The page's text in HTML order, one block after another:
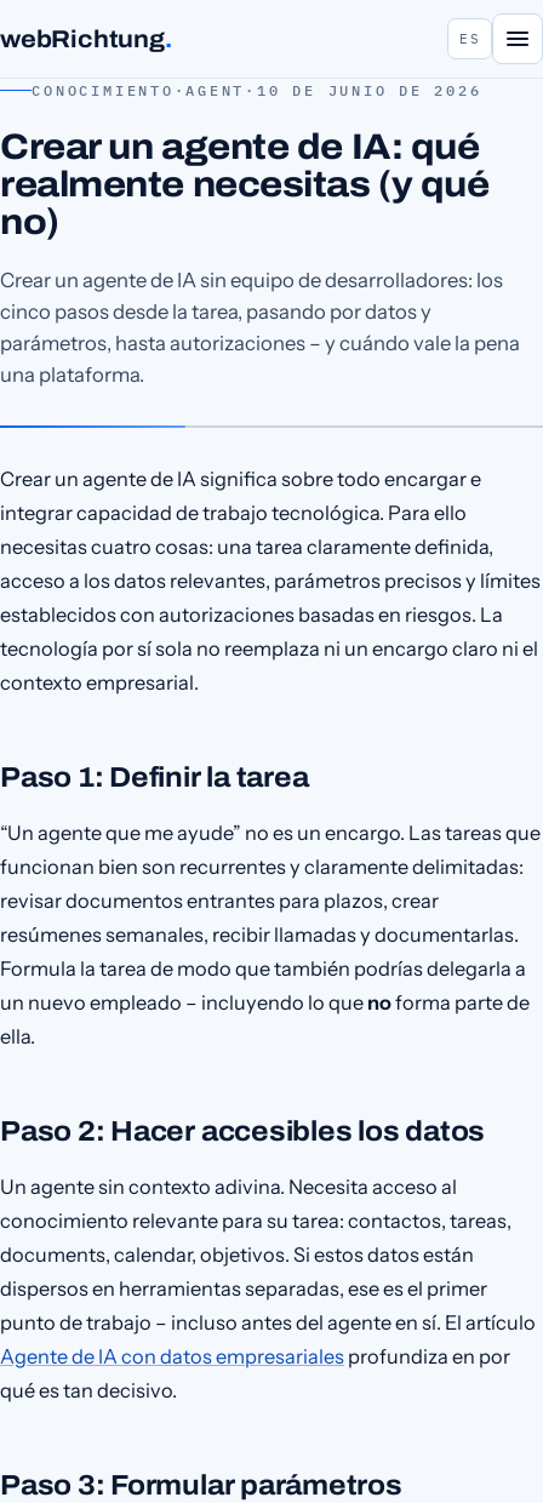
webRichtung. ES
CONOCIMIENTO ·AGENT · 10 DE JUNIO DE 2026
Crear un agente de IA: qué
realmente necesitas (y qué
no)
Crear un agente de IA sin equipo de desarrolladores: los
cinco pasos desde la tarea, pasando por datos y
parámetros, hasta autorizaciones – y cuándo vale la pena
una plataforma.
Crear un agente de IA significa sobre todo encargar e
integrar capacidad de trabajo tecnológica. Para ello
necesitas cuatro cosas: una tarea claramente definida,
acceso a los datos relevantes, parámetros precisos y límites
establecidos con autorizaciones basadas en riesgos. La
tecnología por sí sola no reemplaza ni un encargo claro ni el
contexto empresarial.
Paso 1: Definir la tarea
“Un agente que me ayude” no es un encargo. Las tareas que
funcionan bien son recurrentes y claramente delimitadas:
revisar documentos entrantes para plazos, crear
resúmenes semanales, recibir llamadas y documentarlas.
Formula la tarea de modo que también podrías delegarla a
un nuevo empleado – incluyendo lo que noforma parte de
ella.
Paso 2: Hacer accesibles los datos
Un agente sin contexto adivina. Necesita acceso al
conocimiento relevante para su tarea: contactos, tareas,
documents, calendar, objetivos. Si estos datos están
dispersos en herramientas separadas, ese es el primer
punto de trabajo – incluso antes del agente en sí. El artículo
Agente de IA con datos empresariales profundiza en por
qué es tan decisivo.
Paso 3: Formular parámetros